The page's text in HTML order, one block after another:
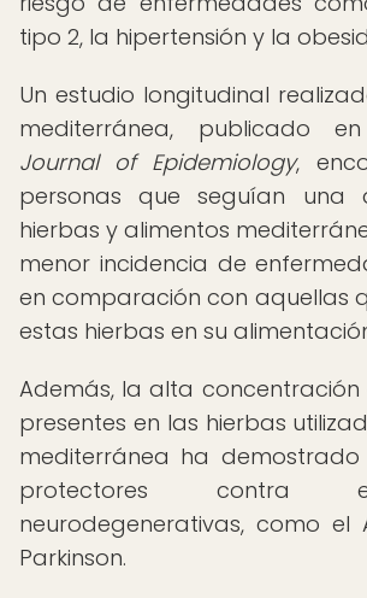
tipo 2, la hipertensión y la
Un estudio longitudinal
mediterránea, publicado
Journal of Epidemiology,
personas que seguían una
hierbas y alimentos
menor incidencia de
en comparación con aquellas
estas hierbas en su
Además, la alta concentración
presentes en las hierbas
mediterránea ha
protectores contra
neurodegenerativas, como el
Parkinson.